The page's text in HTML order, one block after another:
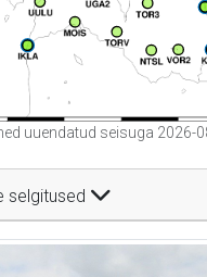
uuendatud seisuga 2026-
selgitused